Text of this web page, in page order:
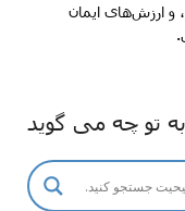
و ارزش‌های ایمان
تو چه می گوید